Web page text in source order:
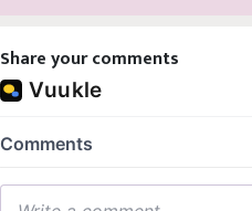
Share your comments